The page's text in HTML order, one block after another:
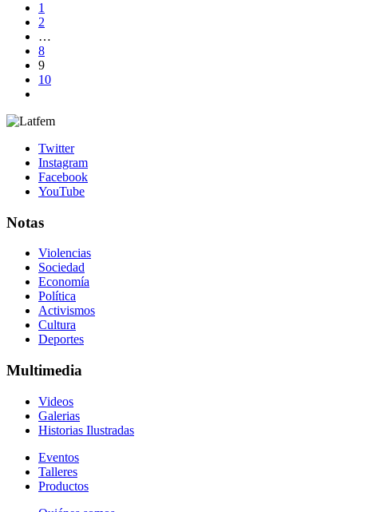
1
2
…
8
9
10
Twitter
Instagram
Facebook
YouTube
Notas
Violencias
Sociedad
Economía
Política
Activismos
Cultura
Deportes
Multimedia
Videos
Galerias
Historias Ilustradas
Eventos
Talleres
Productos